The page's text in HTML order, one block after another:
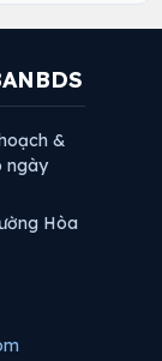
&
ngày
Hòa